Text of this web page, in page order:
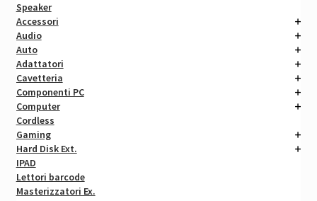
Speaker
Accessori
Audio
Auto
Adattatori
Cavetteria
Componenti PC
Computer
Cordless
Gaming
Hard Disk Ext.
IPAD
Lettori barcode
Masterizzatori Ex.